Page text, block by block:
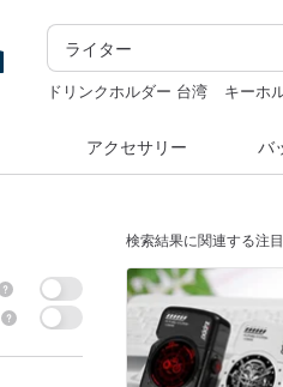
ドリンクホルダー 台湾 キーホ
アクセサリー バ
検索結果に関連する注